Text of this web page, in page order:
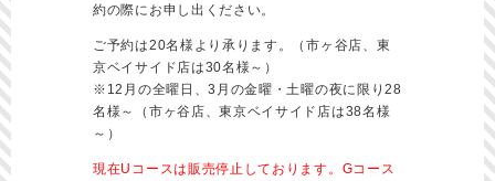
約の際にお申し出ください。
ご予約は20名様より承ります。（市ヶ谷店、東
京ベイサイド店は30名様～）
※12月の全曜日、3月の金曜・土曜の夜に限り28
名様～（市ヶ谷店、東京ベイサイド店は38名様
～）
現在Uコースは販売停止しております。Gコース